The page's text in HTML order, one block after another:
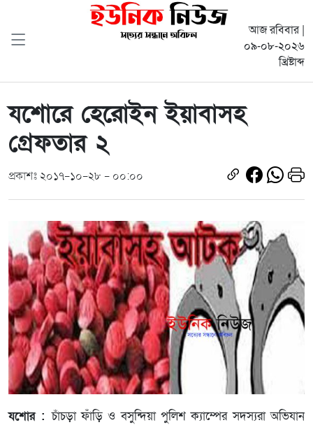
আজ রবিবার |
০৯-০৮-২০২৬
খ্রিষ্টাব্দ
যশোরে হেরোইন ইয়াবাসহ
গ্রেফতার ২
প্রকাশঃ ২০১৭-১০-২৮ - ০০:০০
যশোর :চাঁচড়া ফাঁড়ি ও বসুন্দিয়া পুলিশ ক্যাম্পের সদস্যরা অভিযান